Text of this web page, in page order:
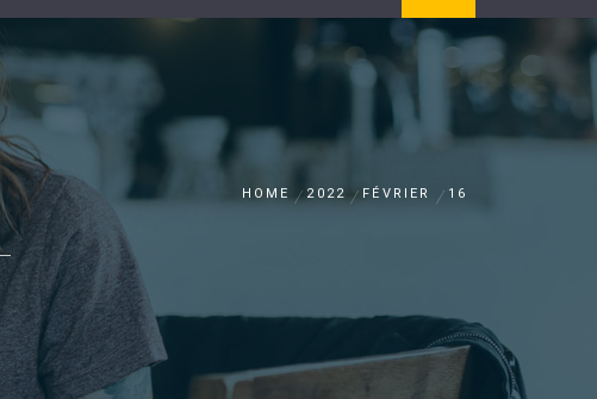
HOME 2022 FÉVRIER 16